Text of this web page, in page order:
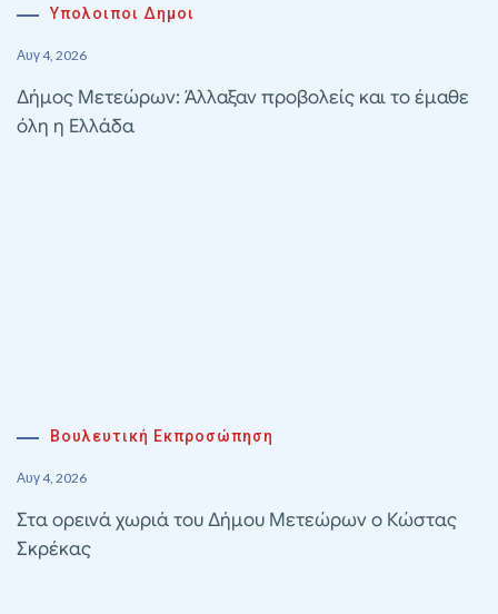
Υπολοιποι Δημοι
Αυγ 4, 2026
Δήμος Μετεώρων: Άλλαξαν προβολείς και το έμαθε
όλη η Ελλάδα
Βουλευτική Εκπροσώπηση
Αυγ 4, 2026
Στα ορεινά χωριά του Δήμου Μετεώρων ο Κώστας
Σκρέκας